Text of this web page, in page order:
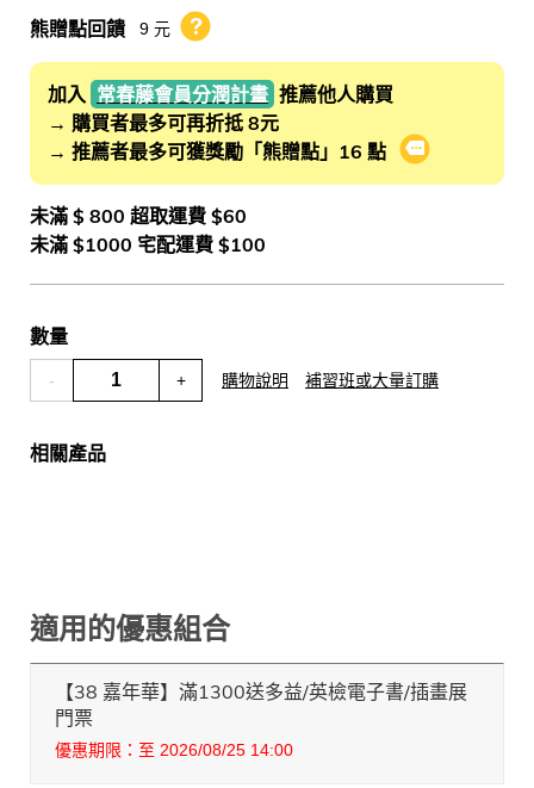
熊贈點回饋 9 元 熊贈點回饋辦法
加入 常春藤會員分潤計畫 推薦他人購買
→ 購買者最多可再折抵 8元
→ 推薦者最多可獲獎勵「熊贈點」16 點
會員推薦分潤
未滿 $ 800 超取運費 $60
未滿 $1000 宅配運費 $100
數量
- + 購物說明 補習班或大量訂購
相關產品
適用的優惠組合
【38 嘉年華】滿1300送多益/英檢電子書/插畫展
門票
優惠期限：至 2026/08/25 14:00